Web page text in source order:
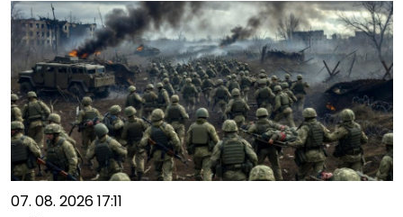
07. 08. 2026 17:11